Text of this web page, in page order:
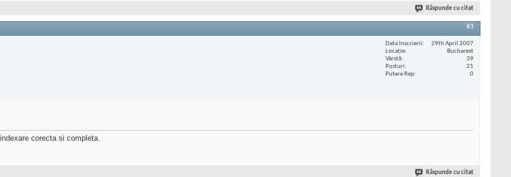
Răspunde cu citat
#3
Data înscrierii
29th April 2007
Locaţie
Bucharest
Vârstă
39
Posturi
21
Putere Rep
0
corecta si completa.
Răspunde cu citat